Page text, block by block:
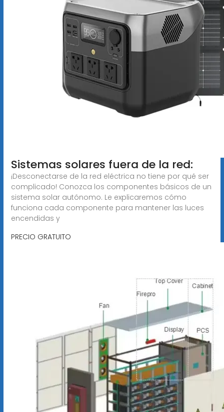
Sistemas solares fuera de la red:
¡Desconectarse de la red eléctrica no tiene por qué ser
complicado! Conozca los componentes básicos de un
sistema solar autónomo. Le explicaremos cómo
funciona cada componente para mantener las luces
encendidas y
PRECIO GRATUITO